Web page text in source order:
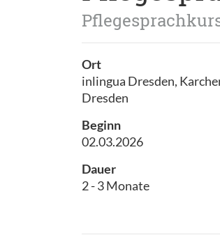
Ort
inlingua Dresden,
Dresden
Beginn
02.03.2026
Dauer
2 - 3 Monate